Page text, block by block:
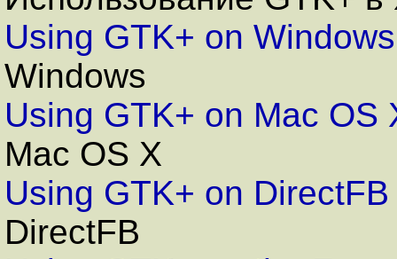
Using GTK+ on Windows
Windows
Using GTK+ on Mac OS
Mac OS X
Using GTK+ on DirectFB
DirectFB